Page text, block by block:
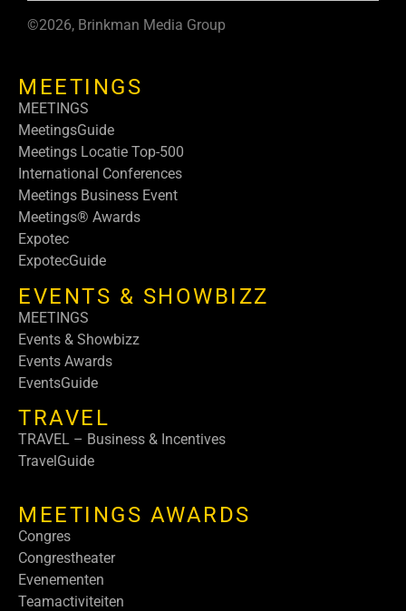
©2026, Brinkman Media Group
MEETINGS
MEETINGS
MeetingsGuide
Meetings Locatie Top-500
International Conferences
Meetings Business Event
Meetings® Awards
Expotec
ExpotecGuide
EVENTS & SHOWBIZZ
MEETINGS
Events & Showbizz
Events Awards
EventsGuide
TRAVEL
TRAVEL – Business & Incentives
TravelGuide
MEETINGS AWARDS
Congres
Congrestheater
Evenementen
Teamactiviteiten